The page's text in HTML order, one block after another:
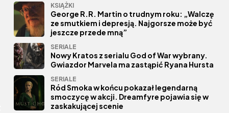
KSIĄŻKI
George R.R. Martin o trudnym roku: „Walczę
ze smutkiem i depresją. Najgorsze może być
jeszcze przede mną”
SERIALE
Nowy Kratos z serialu God of War wybrany.
Gwiazdor Marvela ma zastąpić Ryana Hursta
SERIALE
Ród Smoka w końcu pokazał legendarną
smoczycę w akcji. Dreamfyre pojawia się w
zaskakującej scenie